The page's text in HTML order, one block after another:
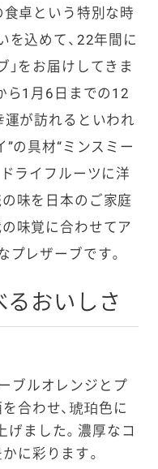
食卓という特別な時
を込めて、22年間に
」をお届けしてきま
ら1月6日までの12
運が訪れるといわれ
の具材“ミンスミー
ライフルーツに洋
味を日本のご家庭
味覚に合わせてア
プレザーブです。
るおいしさ
ブルオレンジとプ
合わせ、琥珀色に
ました。濃厚なコ
に彩ります。